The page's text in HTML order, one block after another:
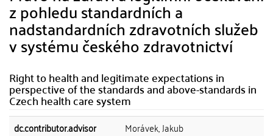
z pohledu standardních a
nadstandardních zdravotních služeb
v systému českého zdravotnictví
Right to health and legitimate expectations in
perspective of the standards and above-standards in
Czech health care system
dc.contributor.advisor
Morávek, Jakub